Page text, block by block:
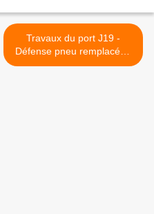
Travaux du port J19 -
Défense pneu remplacée -
Préparation pose garde-